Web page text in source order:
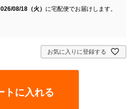
08/18（火） に宅配便でお届けします。
お気に入りに登録する
トに入れる